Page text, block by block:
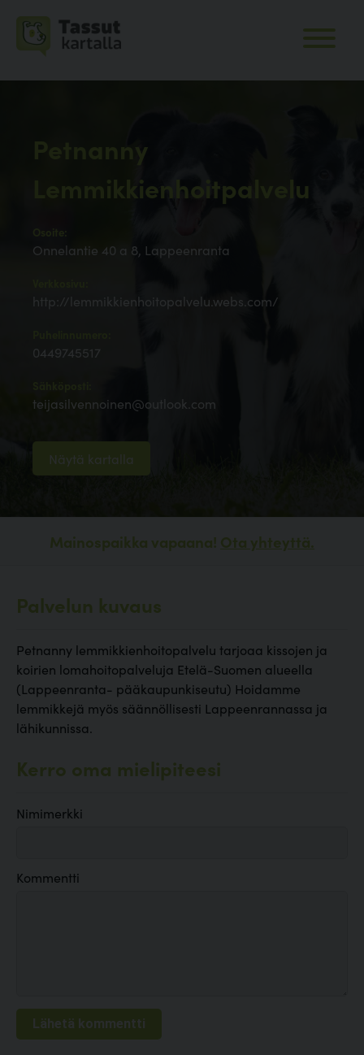
Petnanny
Lemmikkienhoitpalvelu
Osoite:
Onnelantie 40 a 8, Lappeenranta
http://lemmikkienhoitopalvelu.webs.com/
0449745517
teijasilvennoinen@outlook.com
Näytä kartalla
Mainospaikka vapaana! Ota yhteyttä.
Palvelun kuvaus
Petnanny lemmikkienhoitopalvelu tarjoaa kissojen ja
koirien lomahoitopalveluja Etelä-Suomen alueella
(Lappeenranta- pääkaupunkiseutu) Hoidamme
lemmikkejä myös säännöllisesti Lappeenrannassa ja
lähikunnissa.
Kerro oma mielipiteesi
Nimimerkki
Kommentti